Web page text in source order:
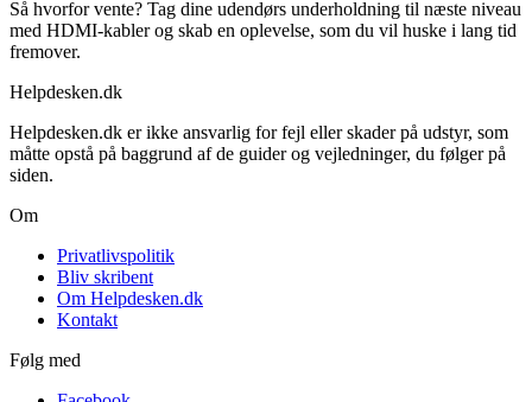
Så hvorfor vente? Tag dine udendørs underholdning til næste niveau
med HDMI-kabler og skab en oplevelse, som du vil huske i lang tid
fremover.
Helpdesken.dk
Helpdesken.dk er ikke ansvarlig for fejl eller skader på udstyr, som
måtte opstå på baggrund af de guider og vejledninger, du følger på
siden.
Om
Privatlivspolitik
Bliv skribent
Om Helpdesken.dk
Kontakt
Følg med